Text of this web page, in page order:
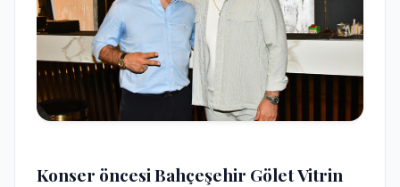
Konser öncesi Bahçeşehir Gölet Vitrin